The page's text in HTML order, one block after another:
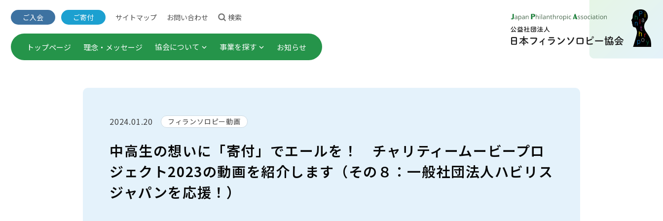
ご入会 ご寄付 サイトマップ お問い合わせ 検索
トップページ 理念・メッセージ 協会について
団体概要・役員一覧 理事長ごあいさつ
Annual Report（年次報告書） 会員一覧
ご入会 ご寄付
事業を探す
出版事業 顕彰事業
調査・研究
お知らせ
2024.01.20 フィランソロピー動画
中高生の想いに「寄付」でエールを！ チャリティームービープロ
ジェクト2023の動画を紹介します（その８：一般社団法人ハビリス
ジャパンを応援！）